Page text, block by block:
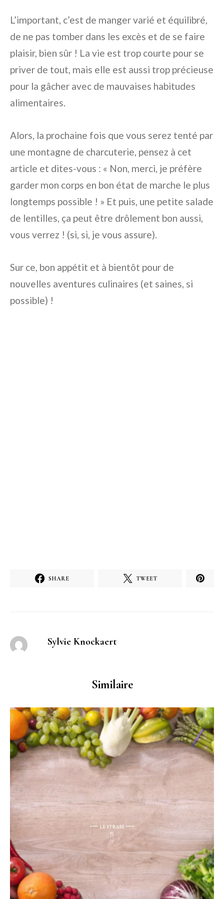
L’important, c’est de manger varié et équilibré,
de ne pas tomber dans les excès et de se faire
plaisir, bien sûr ! La vie est trop courte pour se
priver de tout, mais elle est aussi trop précieuse
pour la gâcher avec de mauvaises habitudes
alimentaires.
Alors, la prochaine fois que vous serez tenté par
une montagne de charcuterie, pensez à cet
article et dites-vous : « Non, merci, je préfère
garder mon corps en bon état de marche le plus
longtemps possible ! » Et puis, une petite salade
de lentilles, ça peut être drôlement bon aussi,
vous verrez ! (si, si, je vous assure).
Sur ce, bon appétit et à bientôt pour de
nouvelles aventures culinaires (et saines, si
possible) !
SHARE TWEET
Sylvie Knockaert
Similaire